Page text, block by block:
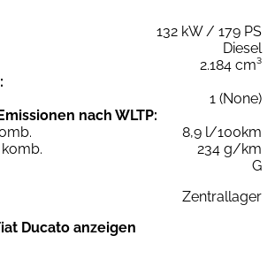
132 kW / 179 PS
Diesel
2.184 cm³
1 (None)
nach WLTP:
8,9 l/100km
234 g/km
G
Zentrallager
Ducato anzeigen